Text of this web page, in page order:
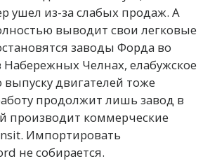
ушел из-за слабых продаж. А
выводит свои легковые
заводы Форда во
Набережных Челнах, елабужское
двигателей тоже
продолжит лишь завод в
производит коммерческие
Импортировать
не собирается.